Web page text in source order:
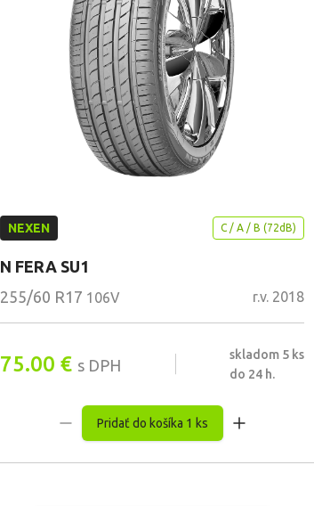
NEXEN C / A / B (72dB)
N FERA SU1
255/60 R17 106V r.v. 2018
75.00 € s DPH
skladom 5 ks
do 24 h.
Pridať do košíka 1 ks